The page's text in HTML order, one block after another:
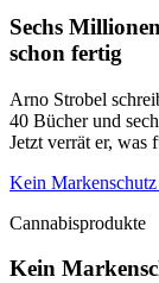
Sechs
schon fertig
Arno Strobel
40 Bücher und
Jetzt verrät er, was
Kein
Cannabisprodukte
Kein